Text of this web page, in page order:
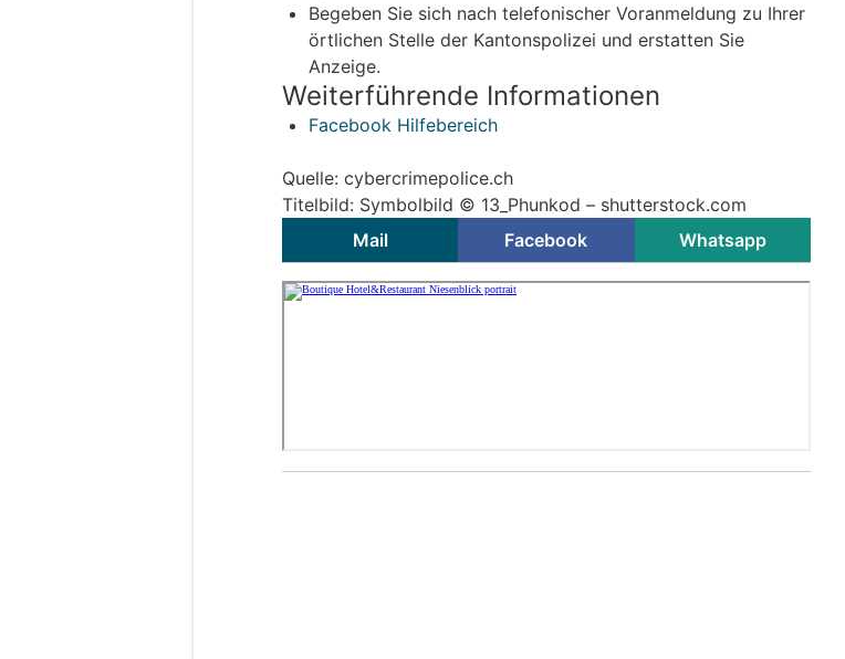
Begeben Sie sich nach telefonischer Voranmeldung zu Ihrer
örtlichen Stelle der Kantonspolizei und erstatten Sie
Anzeige.
Weiterführende Informationen
Facebook Hilfebereich
Quelle: cybercrimepolice.ch
Titelbild: Symbolbild © 13_Phunkod – shutterstock.com
Mail
Facebook Whatsapp